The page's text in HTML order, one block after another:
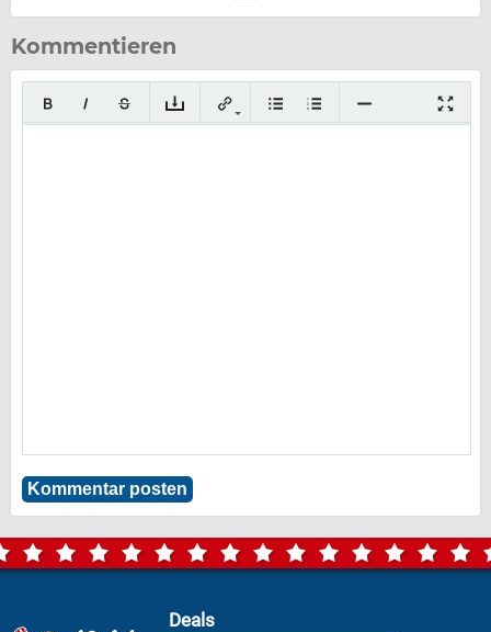
Kommentieren
Deals